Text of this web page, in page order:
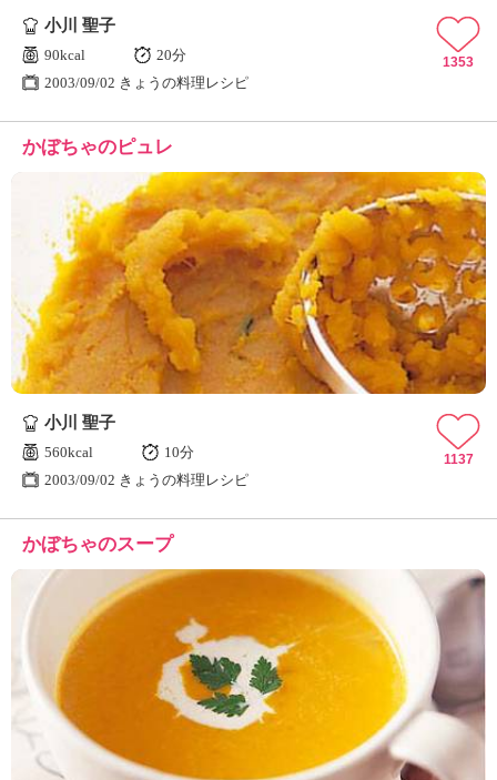
小川 聖子
90kcal
20分
2003/09/02 きょうの料理レシピ
1353
かぼちゃのピュレ
小川 聖子
560kcal
10分
2003/09/02 きょうの料理レシピ
1137
かぼちゃのスープ